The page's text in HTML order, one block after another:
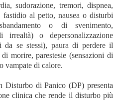
sudorazione, tremori, dispnea,
al petto, nausea o disturbi
o di svenimento,
irrealtà) o depersonalizzazione
da se stessi), paura di perdere il
morire, parestesie (sensazioni di
vampate di calore.
Disturbo di Panico (DP) presenta
clinica che rende il disturbo più